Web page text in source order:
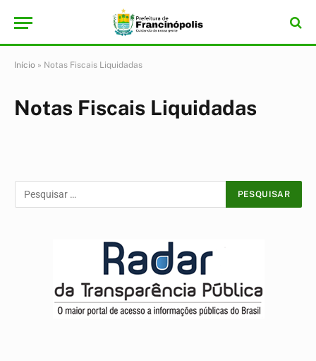
Início » Notas Fiscais Liquidadas
Notas Fiscais Liquidadas